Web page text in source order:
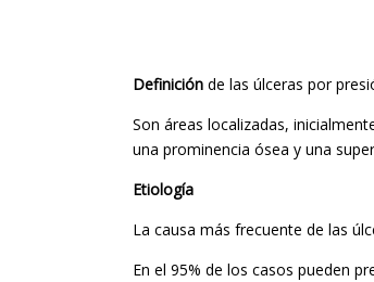
Definición de las úlceras por
Son áreas localizadas,
una prominencia ósea y una
Etiología
La causa más frecuente de las
En el 95% de los casos pueden